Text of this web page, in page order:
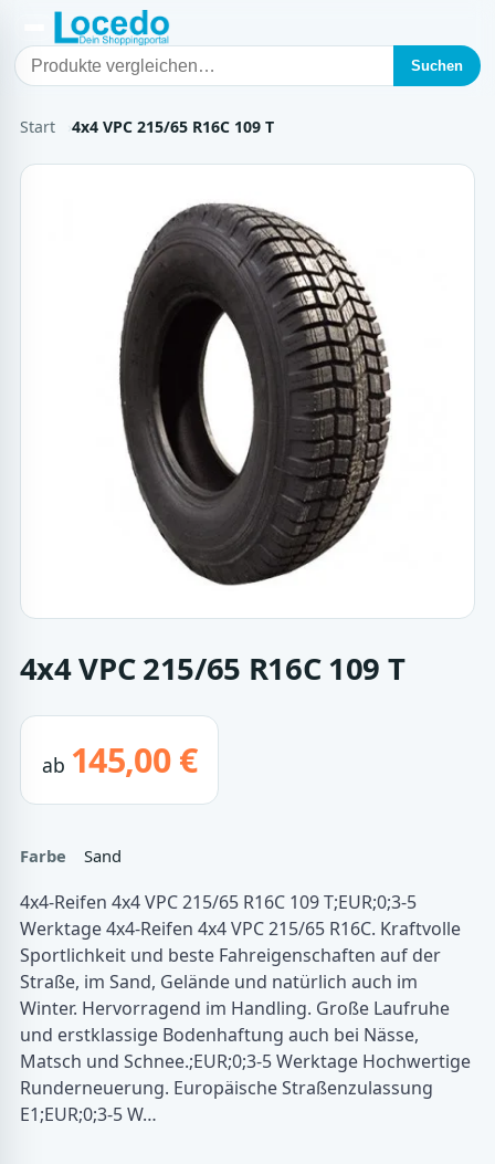
Suchen
Start 4x4 VPC 215/65 R16C 109 T
4x4 VPC 215/65 R16C 109 T
ab 145,00 €
Farbe Sand
4x4-Reifen 4x4 VPC 215/65 R16C 109 T;EUR;0;3-5
Werktage 4x4-Reifen 4x4 VPC 215/65 R16C. Kraftvolle
Sportlichkeit und beste Fahreigenschaften auf der
Straße, im Sand, Gelände und natürlich auch im
Winter. Hervorragend im Handling. Große Laufruhe
und erstklassige Bodenhaftung auch bei Nässe,
Matsch und Schnee.;EUR;0;3-5 Werktage Hochwertige
Runderneuerung. Europäische Straßenzulassung
E1;EUR;0;3-5 W…